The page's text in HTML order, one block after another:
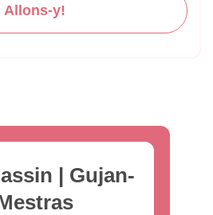
Allons-y!
| Gujan-